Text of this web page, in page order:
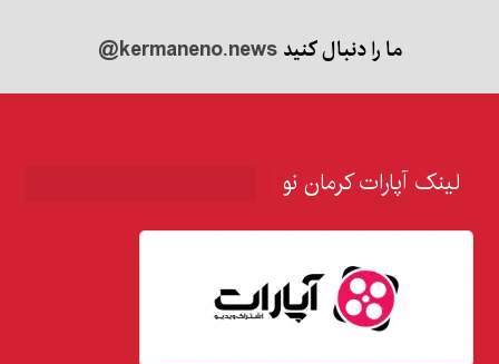
ما را دنبال کنید@kermaneno.news
لینک آپارات کرمان نو